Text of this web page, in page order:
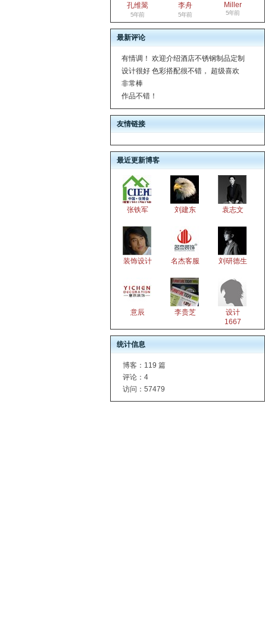
孔维翯
5年前
李舟
5年前
Miller
5年前
最新评论
有情调！ 欢迎介绍酒店不锈钢制品定制
设计很好 色彩搭配很不错， 超级喜欢
非常棒
作品不错！
友情链接
最近更新博客
张铁军 刘建东 袁志文
装饰设计 名杰客服 刘研德生
意辰 李贵芝
设计
1667
统计信息
博客： 119 篇
评论： 4
访问： 57479